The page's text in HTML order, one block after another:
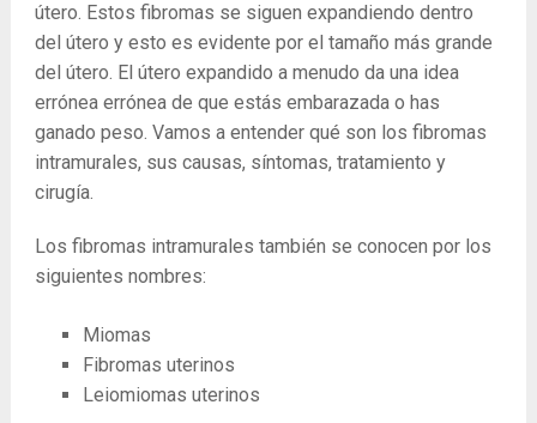
útero. Estos fibromas se siguen expandiendo dentro
del útero y esto es evidente por el tamaño más grande
del útero. El útero expandido a menudo da una idea
errónea errónea de que estás embarazada o has
ganado peso. Vamos a entender qué son los fibromas
intramurales, sus causas, síntomas, tratamiento y
cirugía.
Los fibromas intramurales también se conocen por los
siguientes nombres:
Miomas
Fibromas uterinos
Leiomiomas uterinos